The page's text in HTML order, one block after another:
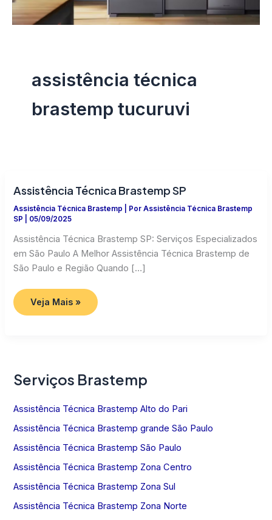
assistência técnica
brastemp tucuruvi
Assistência Técnica Brastemp SP
Assistência Técnica Brastemp | PorAssistência Técnica Brastemp
SP
05/09/2025
Assistência Técnica Brastemp SP: Serviços Especializados
em São Paulo A Melhor Assistência Técnica Brastemp de
São Paulo e Região Quando […]
Assistência
Técnica
Brastemp
Veja Mais »
Serviços Brastemp
Assistência Técnica Brastemp Alto do Pari
Assistência Técnica Brastemp grande São Paulo
Assistência Técnica Brastemp São Paulo
Assistência Técnica Brastemp Zona Centro
Assistência Técnica Brastemp Zona Sul
Assistência Técnica Brastemp Zona Norte